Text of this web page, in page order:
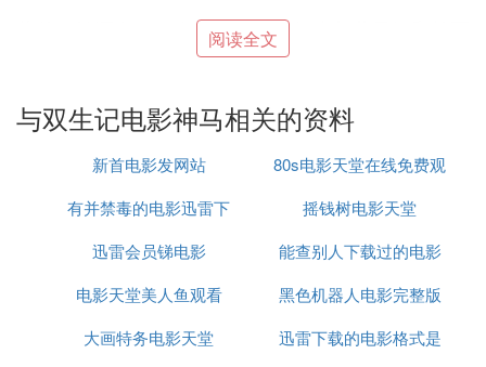
此外，她还在2011年的《横山号》中与萨日娜和杜雨
露共同出演，以及在《小锅盖娶亲》中饰演王二云，
常的体验。2012年，她在电影《双生记》中扮演苏
喜，导演张磊的执导下，她的角色塑造得到了观众的
值得一提的是，她在2012年的电影《火线追凶》系列
中饰演了洪小雅，与吕良伟等演员共同演绎了多部作
品，包括《火线追凶之爱本无罪》、《火线追凶之同
名为仇》等，这些作品展现了她多变的角色魅力。
阅读全文
与双生记电影神马相关的资料
新首电影发网站
80s电影天堂在线免费观
看
有并禁毒的电影迅雷下
载
摇钱树电影天堂
迅雷会员锑电影
能查别人下载过的电影
的网站
电影天堂美人鱼观看
黑色机器人电影完整版
迅雷下载
大画特务电影天堂
迅雷下载的电影格式是